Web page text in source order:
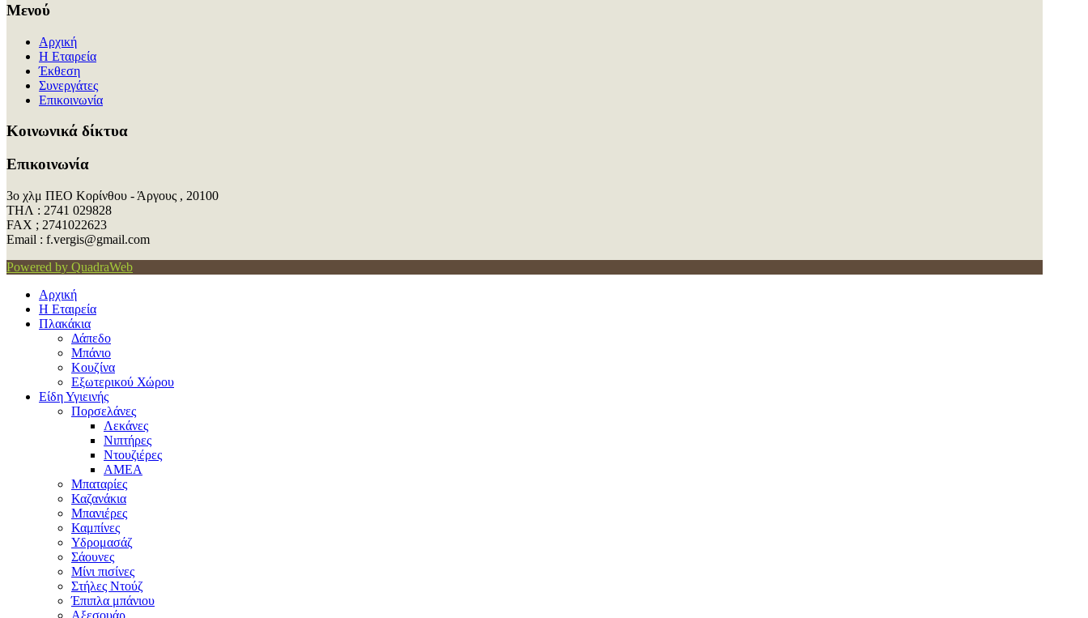
Μενού
Αρχική
Η Εταιρεία
Έκθεση
Συνεργάτες
Επικοινωνία
Kοινωνικά δίκτυα
Επικοινωνία
3ο χλμ ΠΕΟ Κορίνθου - Άργους , 20100
ΤΗΛ : 2741 029828
FAX ; 2741022623
Εmail : f.vergis@gmail.com
Powered by QuadraWeb
Αρχική
Η Εταιρεία
Πλακάκια
Δάπεδο
Μπάνιο
Κουζίνα
Εξωτερικού Χώρου
Είδη Υγιεινής
Πορσελάνες
Λεκάνες
Νιπτήρες
Ντουζιέρες
ΑΜΕΑ
Μπαταρίες
Καζανάκια
Μπανιέρες
Καμπίνες
Υδρομασάζ
Σάουνες
Μίνι πισίνες
Στήλες Ντούζ
Έπιπλα μπάνιου
Αξεσουάρ